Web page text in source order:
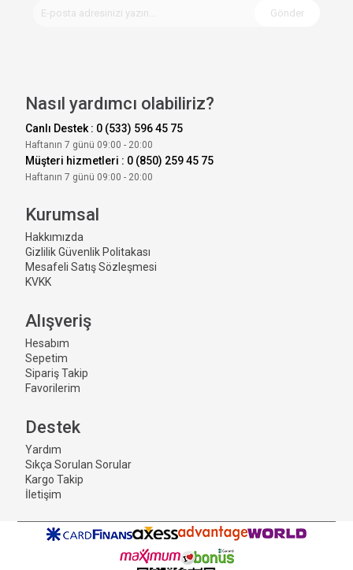
Gönder
Nasıl yardımcı olabiliriz?
Canlı Destek : 0 (533) 596 45 75
Haftanın 7 günü 09:00 - 20:00
Müşteri hizmetleri : 0 (850) 259 45 75
Haftanın 7 günü 09:00 - 20:00
Kurumsal
Hakkımızda
Gizlilik Güvenlik Politakası
Mesafeli Satış Sözleşmesi
KVKK
Alışveriş
Hesabım
Sepetim
Sipariş Takip
Favorilerim
Destek
Yardım
Sıkça Sorulan Sorular
Kargo Takip
İletişim